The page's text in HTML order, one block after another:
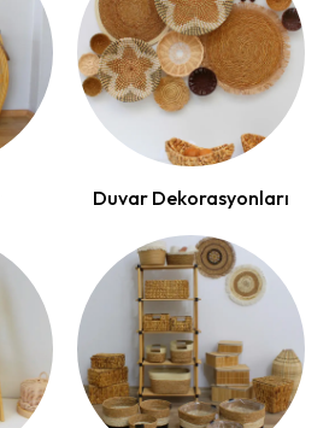
Duvar Dekorasyonları